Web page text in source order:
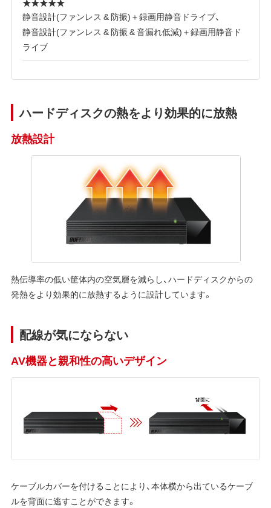
静音設計(ファンレス & 防振)＋録画用静音ドライブ、
静音設計(ファンレス & 防振 & 音漏れ低減)＋録画用静音ド
ライブ
ハードディスクの熱をより効果的に放熱
放熱設計
熱伝導率の低い筐体内の空気層を減らし、ハードディスクからの
発熱をより効果的に放熱するように設計しています。
配線が気にならない
AV機器と親和性の高いデザイン
ケーブルカバーを付けることにより、本体横から出ているケーブ
ルを背面に逃すことができます。